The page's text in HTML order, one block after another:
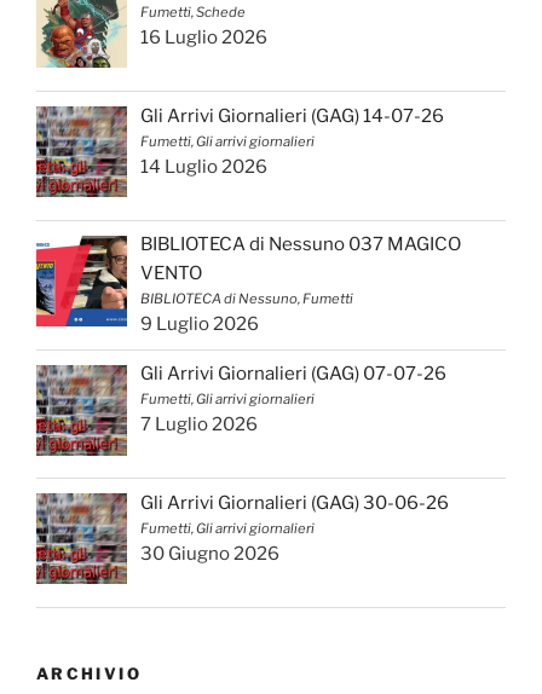
Fumetti, Schede
16 Luglio 2026
Gli Arrivi Giornalieri (GAG) 14-07-26
Fumetti, Gli arrivi giornalieri
14 Luglio 2026
BIBLIOTECA di Nessuno 037 MAGICO
VENTO
BIBLIOTECA di Nessuno, Fumetti
9 Luglio 2026
Gli Arrivi Giornalieri (GAG) 07-07-26
Fumetti, Gli arrivi giornalieri
7 Luglio 2026
Gli Arrivi Giornalieri (GAG) 30-06-26
Fumetti, Gli arrivi giornalieri
30 Giugno 2026
ARCHIVIO